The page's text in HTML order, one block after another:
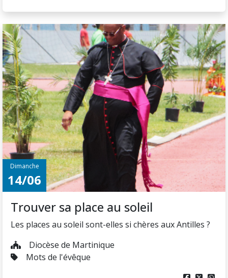
Dimanche
14/06
Trouver sa place au soleil
Les places au soleil sont-elles si chères aux Antilles ?
Diocèse de Martinique
Mots de l'évêque